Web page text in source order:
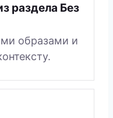
раздела Без
образами и